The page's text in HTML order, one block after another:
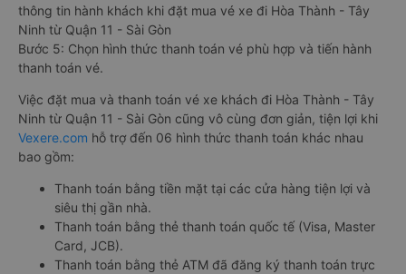
thông tin hành khách khi đặt mua vé xe đi Hòa Thành - Tây
Ninh từ Quận 11 - Sài Gòn
Bước 5: Chọn hình thức thanh toán vé phù hợp và tiến hành
thanh toán vé.
Việc đặt mua và thanh toán vé xe khách đi Hòa Thành - Tây
Ninh từ Quận 11 - Sài Gòn cũng vô cùng đơn giản, tiện lợi khi
Vexere.com hỗ trợ đến 06 hình thức thanh toán khác nhau
bao gồm:
Thanh toán bằng tiền mặt tại các cửa hàng tiện lợi và
siêu thị gần nhà.
Thanh toán bằng thẻ thanh toán quốc tế (Visa, Master
Card, JCB).
Thanh toán bằng thẻ ATM đã đăng ký thanh toán trực